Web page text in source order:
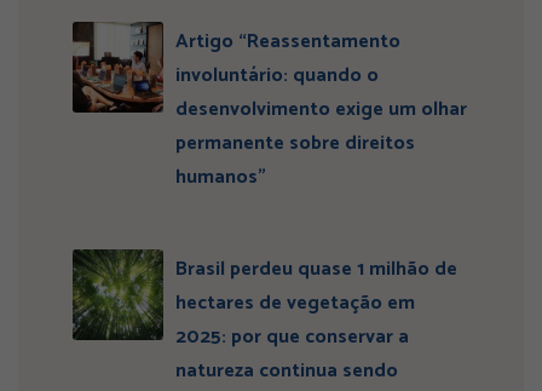
Artigo “Reassentamento
involuntário: quando o
desenvolvimento exige um olhar
permanente sobre direitos
humanos”
Brasil perdeu quase 1 milhão de
hectares de vegetação em
2025: por que conservar a
natureza continua sendo